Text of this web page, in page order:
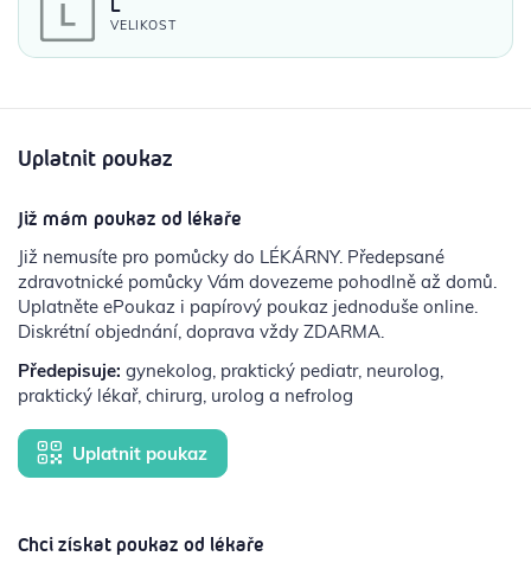
L
VELIKOST
Uplatnit poukaz
Již mám poukaz od lékaře
Již nemusíte pro pomůcky do LÉKÁRNY. Předepsané
zdravotnické pomůcky Vám dovezeme pohodlně až domů.
Uplatněte ePoukaz i papírový poukaz jednoduše online.
Diskrétní objednání, doprava vždy ZDARMA.
Předepisuje: gynekolog, praktický pediatr, neurolog,
praktický lékař, chirurg, urolog a nefrolog
Uplatnit poukaz
Chci získat poukaz od lékaře